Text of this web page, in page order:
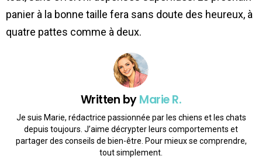
panier à la bonne taille fera sans doute des heureux, à
quatre pattes comme à deux.
Written byMarie R.
Je suis Marie, rédactrice passionnée par les chiens et les chats
depuis toujours. J’aime décrypter leurs comportements et
partager des conseils de bien-être. Pour mieux se comprendre,
tout simplement.